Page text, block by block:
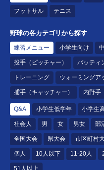
フットサル テニス
野球の各カテゴリから探す
練習メニュー 小学生向け
投手（ピッチャー） バッティ
トレーニング ウォーミングア
捕手（キャッチャー） 内野手
Q&A 小学生低学年 小学生
社会人 男 女 男女 部
全国大会 県大会 市区町村
個人 10人以下 11-20人
51人以上